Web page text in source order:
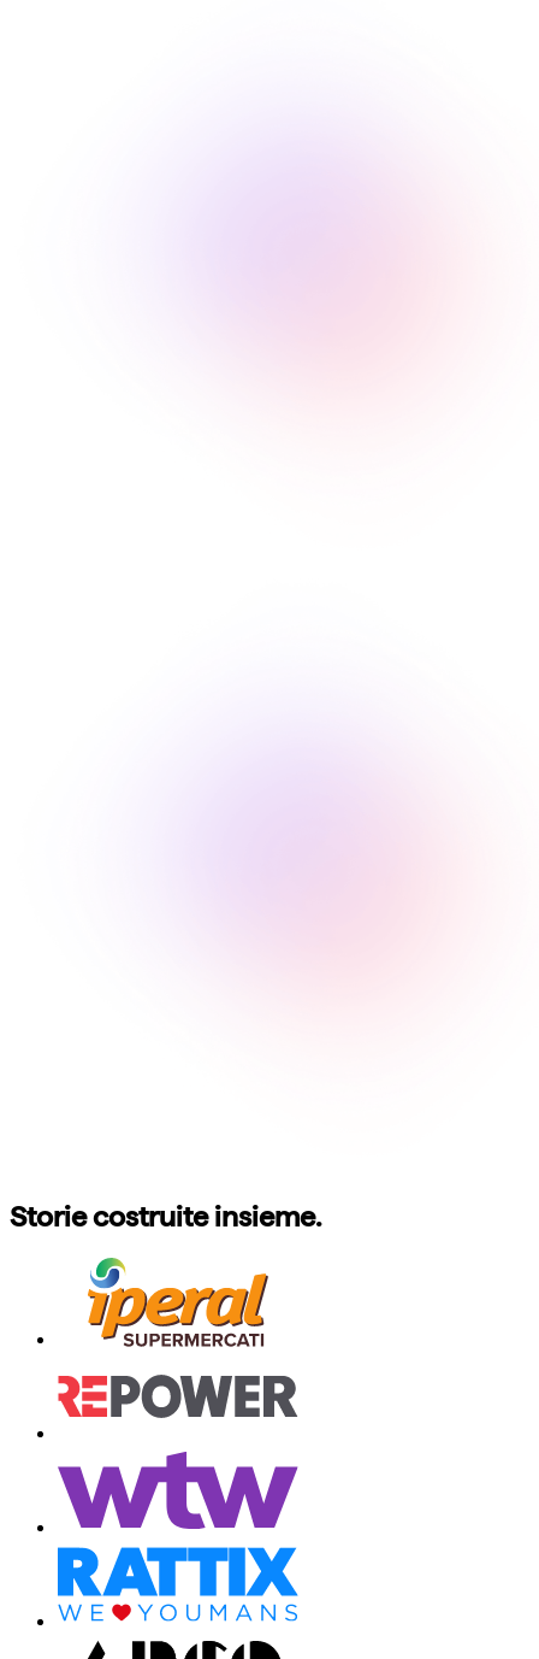
Storie costruite insieme.